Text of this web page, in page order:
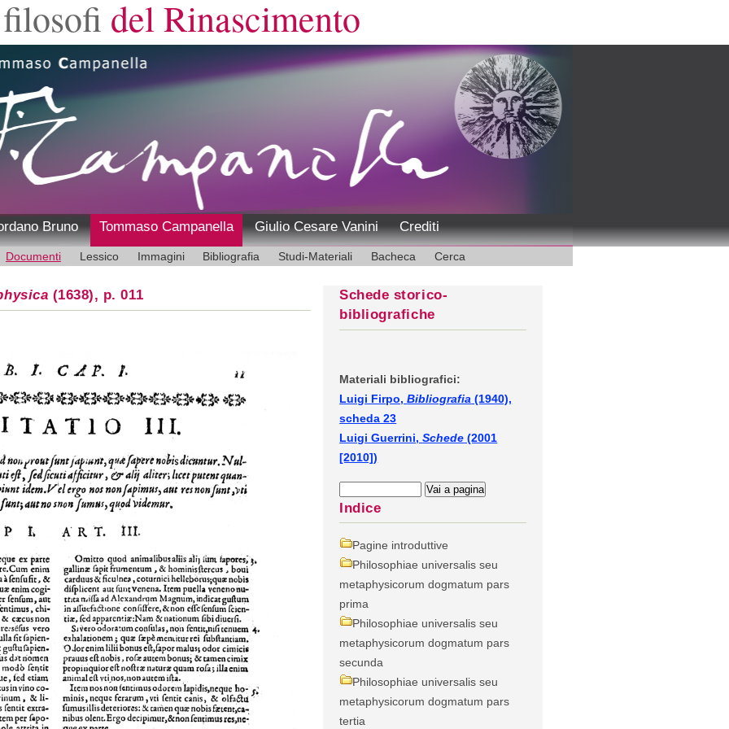
del Rinascimento
Bruno Tommaso Campanella Giulio Cesare Vanini Crediti
Documenti Lessico Immagini Bibliografia Studi-Materiali Bacheca Cerca
(1638), p. 011
Schede storico-
bibliografiche
Materiali bibliografici:
Luigi Firpo,Bibliografia (1940),
scheda 23
Luigi Guerrini,Schede (2001
[2010])
Indice
Pagine introduttive
Philosophiae universalis seu
metaphysicorum dogmatum pars
prima
Philosophiae universalis seu
metaphysicorum dogmatum pars
secunda
Philosophiae universalis seu
metaphysicorum dogmatum pars
tertia